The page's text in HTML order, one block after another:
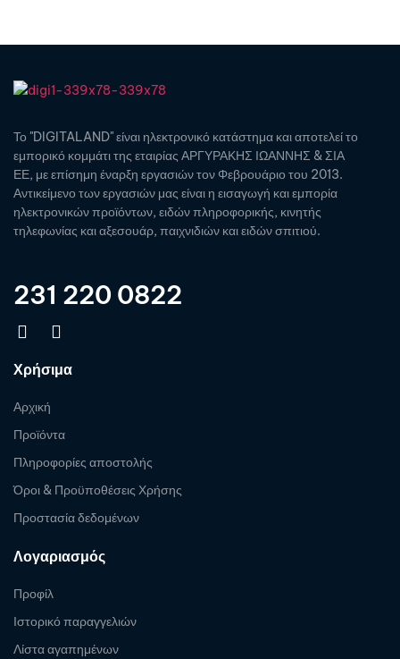
Το "DIGITALAND" είναι ηλεκτρονικό κατάστημα και αποτελεί το
εμπορικό κομμάτι της εταιρίας ΑΡΓΥΡΑΚΗΣ ΙΩΑΝΝΗΣ & ΣΙΑ
ΕΕ, με επίσημη έναρξη εργασιών τον Φεβρουάριο του 2013.
Αντικείμενο των εργασιών μας είναι η εισαγωγή και εμπορία
ηλεκτρονικών προϊόντων, ειδών πληροφορικής, κινητής
τηλεφωνίας και αξεσουάρ, παιχνιδιών και ειδών σπιτιού.
231 220 0822
Χρήσιμα
Αρχική
Προϊόντα
Πληροφορίες αποστολής
Όροι & Προϋποθέσεις Χρήσης
Προστασία δεδομένων
Λογαριασμός
Προφίλ
Ιστορικό παραγγελιών
Λίστα αγαπημένων